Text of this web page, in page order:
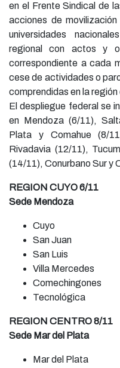
en el Frente Sindical de
acciones de
universidades
regional con actos y
correspondiente a cada
cese de actividades o
comprendidas en la región
El despliegue federal se
en Mendoza (6/11),
Plata y Comahue (8/
Rivadavia (12/11),
(14/11), Conurbano Sur y
REGION CUYO 6/11
Sede Mendoza
Cuyo
San Juan
San Luis
Villa Mercedes
Comechingones
Tecnológica
REGION CENTRO 8/11
Sede Mar del Plata
Mar del Plata